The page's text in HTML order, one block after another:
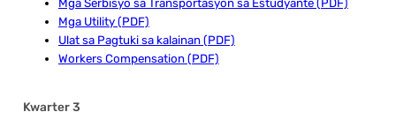
Mga Serbisyo sa Transportasyon sa Estudyante (PDF)
Mga Utility (PDF)
Ulat sa Pagtuki sa kalainan (PDF)
Workers Compensation (PDF)
Kwarter 3